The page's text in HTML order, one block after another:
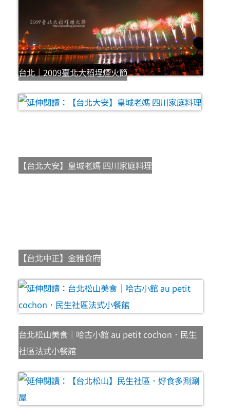
台北｜2009臺北大稻埕煙火節
【台北大安】皇城老媽 四川家庭料理
【台北中正】金雅食府
台北松山美食｜哈古小館 au petit cochon．民生
社區法式小餐館